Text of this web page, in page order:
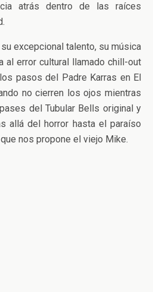
atrás dentro de las raíces
excepcional talento, su música
al error cultural llamado chill-out
pasos del Padre Karras en El
no cierren los ojos mientras
del Tubular Bells original y
allá del horror hasta el paraíso
nos propone el viejo Mike.